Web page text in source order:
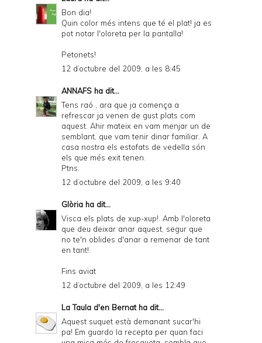
Bon dia!
Quin color més intens que té el plat! ja es
pot notar l'oloreta per la pantalla!
Petonets!
12 d’octubre del 2009, a les 8:45
ANNAFS ha dit...
Tens raó , ara que ja comença a
refrescar ja venen de gust plats com
aquest. Ahir mateix en vam menjar un de
semblant, que vam tenir dinar familiar. A
casa nostra els estofats de vedella són
els que més exit tenen.
Ptns.
12 d’octubre del 2009, a les 9:40
Glòria ha dit...
Visca els plats de xup-xup!. Amb l'oloreta
que deu deixar anar aquest, segur que
no te'n oblides d'anar a remenar de tant
en tant!.
Fins aviat
12 d’octubre del 2009, a les 12:49
La Taula d'en Bernatha dit...
Aquest suquet està demanant sucar'hi
pa! Em guardo la recepta per quan faci